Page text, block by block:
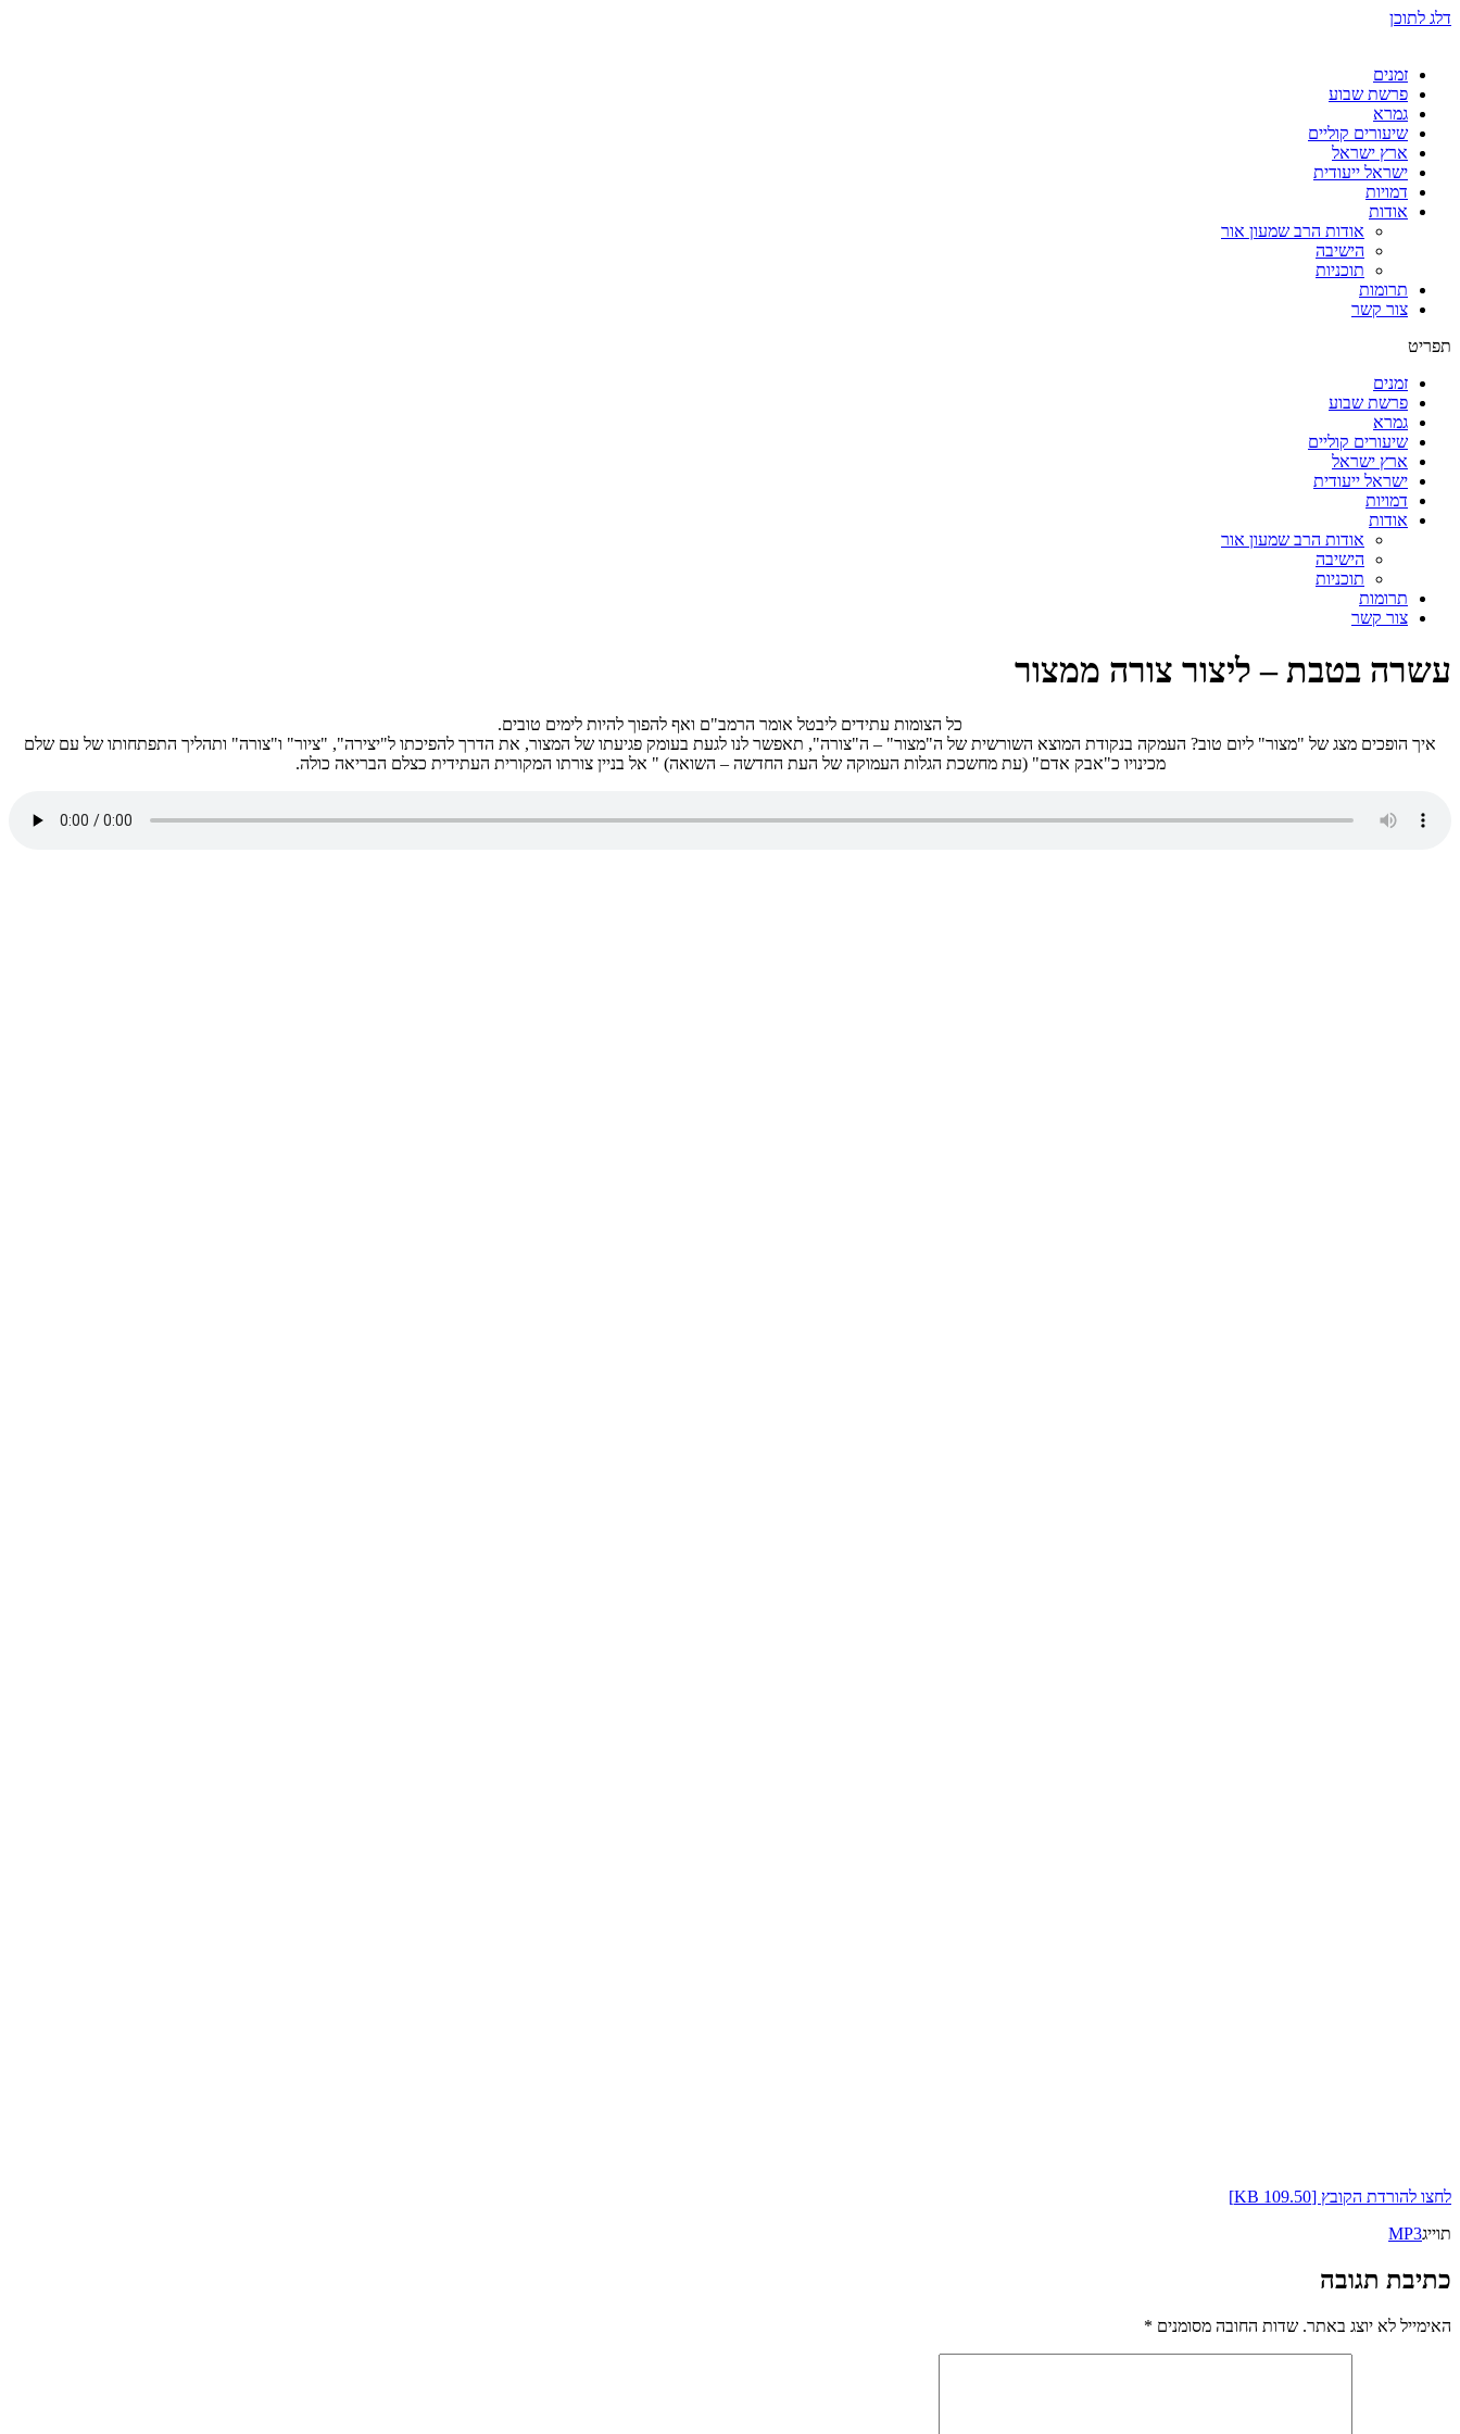
דלג לתוכן
זמנים
פרשת שבוע
גמרא
שיעורים קוליים
ארץ ישראל
ישראל ייעודית
דמויות
אודות
אודות הרב שמעון אור
הישיבה
תוכניות
תרומות
צור קשר
תפריט
זמנים
פרשת שבוע
גמרא
שיעורים קוליים
ארץ ישראל
ישראל ייעודית
דמויות
אודות
אודות הרב שמעון אור
הישיבה
תוכניות
תרומות
צור קשר
עשרה בטבת – ליצור צורה ממצור
כל הצומות עתידים ליבטל אומר הרמב"ם ואף להפוך להיות לימים טובים.
איך הופכים מצג של "מצור" ליום טוב? העמקה בנקודת המוצא השורשית של ה"מצור" – ה"צורה", תאפשר לנו לגעת בעומק פגיעתו של המצור, את הדרך להפיכתו ל"יצירה", "ציור" ו"צורה" ותהליך התפתחותו של עם שלם
מכינויו כ"אבק אדם" (עת מחשכת הגלות העמוקה של העת החדשה – השואה) " אל בניין צורתו המקורית העתידית כצלם הבריאה כולה.
לחצו להורדת הקובץ [109.50 KB]
תוייגMP3
כתיבת תגובה
האימייל לא יוצג באתר. שדות החובה מסומנים *